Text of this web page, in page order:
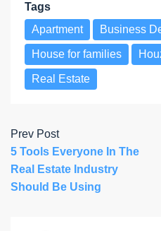
Tags
Apartment
Business
House for families
Real Estate
Prev Post
5 Tools Everyone In The
Real Estate Industry
Should Be Using